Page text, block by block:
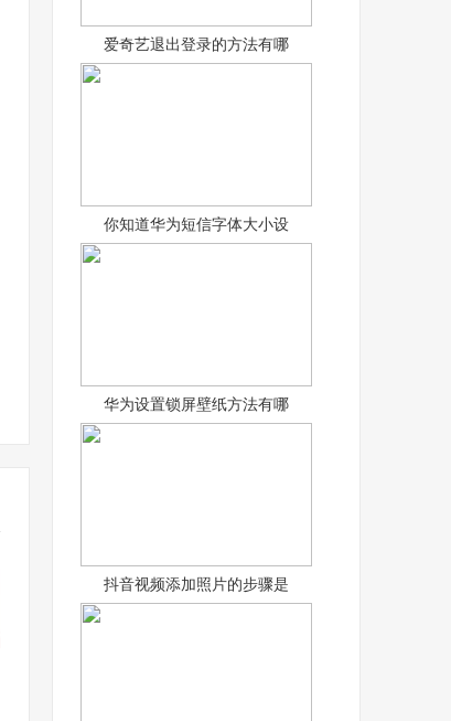
爱奇艺退出登录的方法有哪
你知道华为短信字体大小设
华为设置锁屏壁纸方法有哪
抖音视频添加照片的步骤是